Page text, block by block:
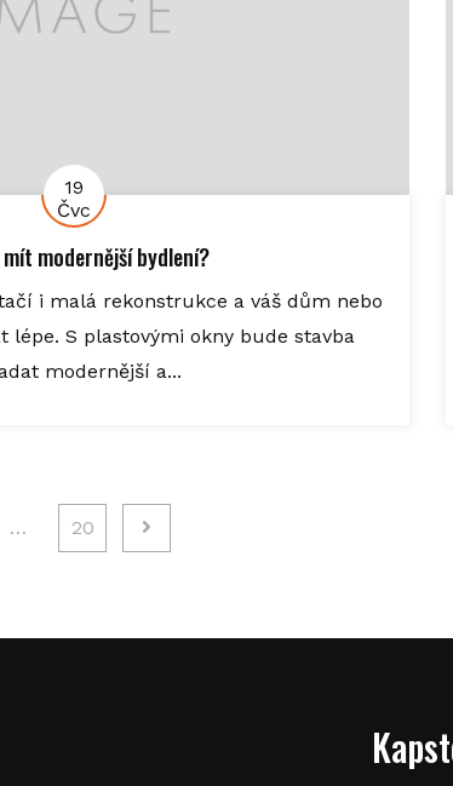
19
Čvc
modernější bydlení?
i malá rekonstrukce a váš dům nebo
lépe. S plastovými okny bude stavba
modernější a...
… 20